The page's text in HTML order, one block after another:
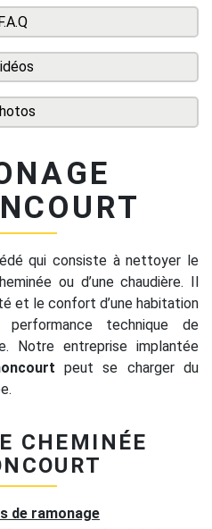
qui consiste à nettoyer le
ou d’une chaudière. Il
et le confort d’une habitation
technique de
Notre entreprise implantée
peut se charger du
CHEMINÉE
de ramonage